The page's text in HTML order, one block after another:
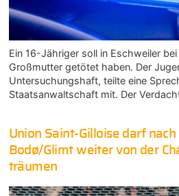
Ein 16-Jähriger soll in Eschweiler
Großmutter getötet haben. Der
Untersuchungshaft, teilte eine
Staatsanwaltschaft mit. Der
Union Saint-Gilloise darf
Bodø/Glimt weiter von der
träumen